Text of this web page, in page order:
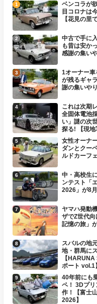
ベンコラが
目コロナは
【花見の里
中古で手に
も昔は安か
感謝の集い
1オーナー
が残るギャ
謝の集いや
これは次期
全固体電池
い」謎の次
探る! 【現地
女性オーナ
ダンとクー
ルドカーフ
中・高校生
ンテスト「
2026」が8
ヤマハ発動
ザでZ世代
記憶の旅」
スバルの地
地・群馬に
【
ポート vol.1】
40年前にも
ペ！ 3Dプ
作！【富士
2026】